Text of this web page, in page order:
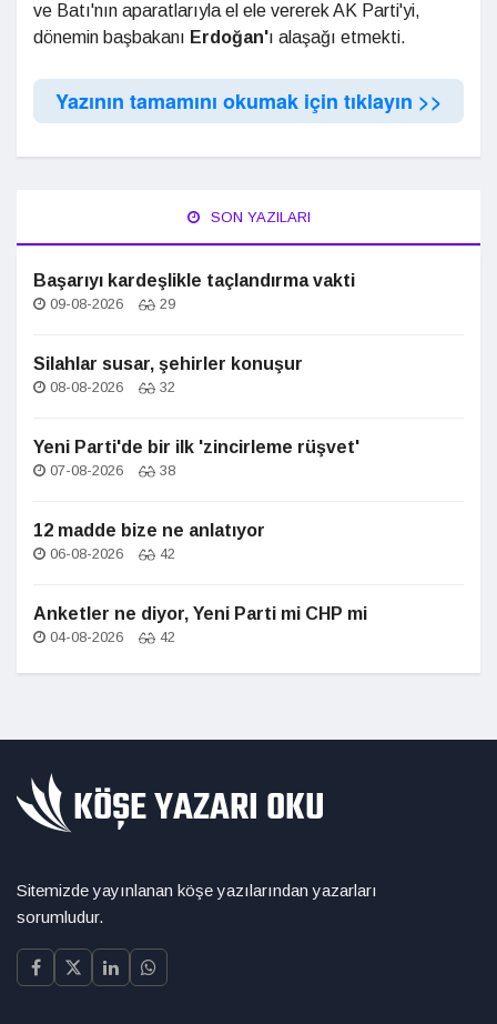
ve Batı'nın aparatlarıyla el ele vererek AK Parti'yi,
dönemin başbakanı Erdoğan'ı alaşağı etmekti.
Yazının tamamını okumak için tıklayın >>
SON YAZILARI
Başarıyı kardeşlikle taçlandırma vakti
09-08-2026 29
Silahlar susar, şehirler konuşur
08-08-2026 32
Yeni Parti'de bir ilk 'zincirleme rüşvet'
07-08-2026 38
12 madde bize ne anlatıyor
06-08-2026 42
Anketler ne diyor, Yeni Parti mi CHP mi
04-08-2026 42
Sitemizde yayınlanan köşe yazılarından yazarları
sorumludur.